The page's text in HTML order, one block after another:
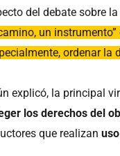
del debate sobre
un
ordenar la
explicó, la principal
los derechos del
que realizan